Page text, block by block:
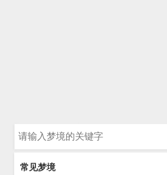
常见梦境